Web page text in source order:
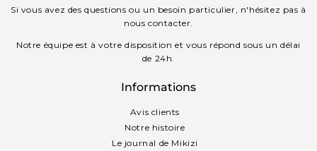
Si vous avez des questions ou un besoin particulier, n'hésitez pas à
nous contacter.
Notre équipe est à votre disposition et vous répond sous un délai
de 24h.
Informations
Avis clients
Notre histoire
Le journal de Mikizi